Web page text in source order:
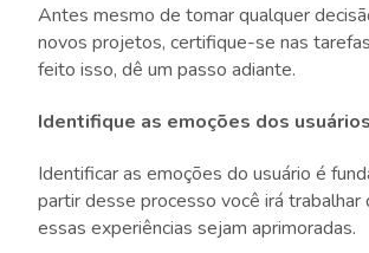
Antes mesmo de tomar qualquer
novos projetos, certifique-se nas
feito isso, dê um passo adiante.
Identifique as emoções dos usuários
Identificar as emoções do usuário é
partir desse processo você irá trabalhar
essas experiências sejam aprimoradas.